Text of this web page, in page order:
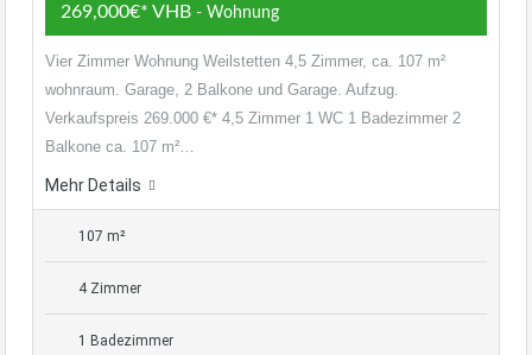
269,000€* VHB - Wohnung
Vier Zimmer Wohnung Weilstetten 4,5 Zimmer, ca. 107 m²
wohnraum. Garage, 2 Balkone und Garage. Aufzug.
Verkaufspreis 269.000 €* 4,5 Zimmer 1 WC 1 Badezimmer 2
Balkone ca. 107 m²…
Mehr Details
107 m²
4 Zimmer
1 Badezimmer